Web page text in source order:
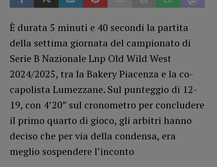
È durata 5 minuti e 40 secondi la partita
della settima giornata del campionato di
Serie B Nazionale Lnp Old Wild West
2024/2025, tra la Bakery Piacenza e la co-
capolista Lumezzane. Sul punteggio di 12-
19, con 4’20” sul cronometro per concludere
il primo quarto di gioco, gli arbitri hanno
deciso che per via della condensa, era
meglio sospendere l’inconto